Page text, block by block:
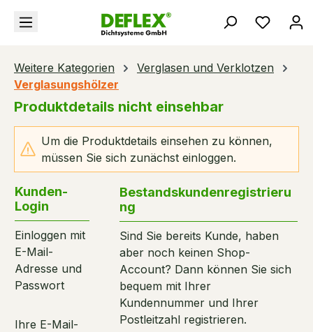
springen Du
Weitere Kategorien
Verglasen und Verklotzen
Verglasungshölzer
Produktdetails nicht einsehbar
Um die Produktdetails einsehen zu können,
müssen Sie sich zunächst einloggen.
Kunden-
Login
Einloggen mit
E-Mail-
Adresse und
Passwort
Ihre E-Mail-
Bestandskundenregistrieru
ng
Sind Sie bereits Kunde, haben
aber noch keinen Shop-
Account? Dann können Sie sich
bequem mit Ihrer
Kundennummer und Ihrer
Postleitzahl registrieren.